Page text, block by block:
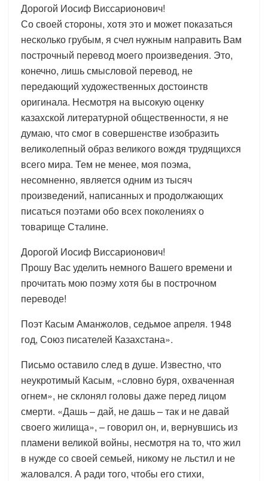
Дорогой Иосиф Виссарионович!
Со своей стороны, хотя это и может показаться
несколько грубым, я счел нужным направить Вам
построчный перевод моего произведения. Это,
конечно, лишь смысловой перевод, не
передающий художественных достоинств
оригинала. Несмотря на высокую оценку
казахской литературной общественности, я не
думаю, что смог в совершенстве изобразить
великолепный образ великого вождя трудящихся
всего мира. Тем не менее, моя поэма,
несомненно, является одним из тысяч
произведений, написанных и продолжающих
писаться поэтами обо всех поколениях о
товарище Сталине.
Дорогой Иосиф Виссарионович!
Прошу Вас уделить немного Вашего времени и
прочитать мою поэму хотя бы в построчном
переводе!
Поэт Касым Аманжолов, седьмое апреля. 1948
год, Союз писателей Казахстана».
Письмо оставило след в душе. Известно, что
неукротимый Касым, «словно буря, охваченная
огнем», не склонял головы даже перед лицом
смерти. «Дашь – дай, не дашь – так и не давай
своего жилища», – говорил он, и, вернувшись из
пламени великой войны, несмотря на то, что жил
в нужде со своей семьей, никому не льстил и не
жаловался. А ради того, чтобы его стихи,